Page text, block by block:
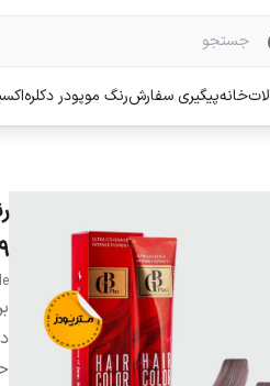
خانهپیگیری سفارشرنگ موپودر دکلره
7/